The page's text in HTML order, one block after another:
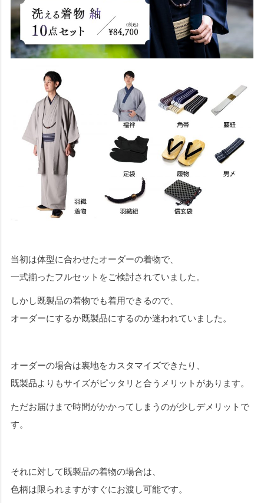
当初は体型に合わせたオーダーの着物で、
一式揃ったフルセットをご検討されていました。
しかし既製品の着物でも着用できるので、
オーダーにするか既製品にするのか迷われていました。
オーダーの場合は裏地をカスタマイズできたり、
既製品よりもサイズがピッタリと合うメリットがあります。
ただお届けまで時間がかかってしまうのが少しデメリットで
す。
それに対して既製品の着物の場合は、
色柄は限られますがすぐにお渡し可能です。